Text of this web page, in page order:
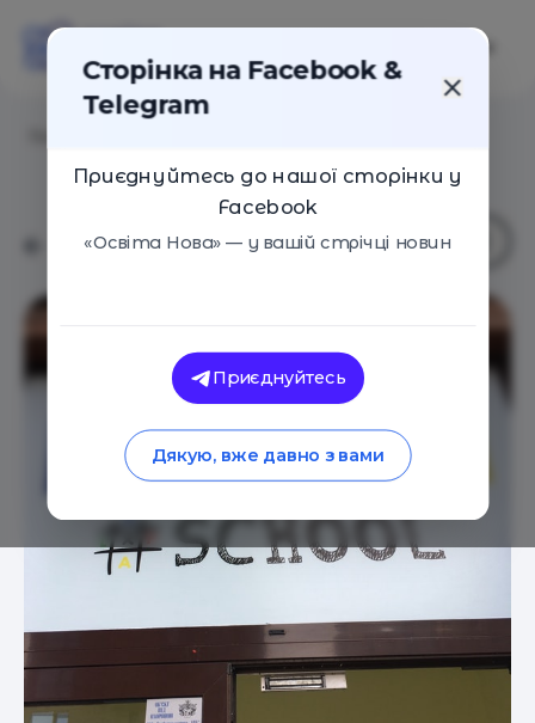
Сторінка на Facebook &
Telegram
Приєднуйтесь до нашої сторінки у
Facebook
«Освіта Нова» — у вашій стрічці новин
Приєднуйтесь
Дякую, вже давно з вами